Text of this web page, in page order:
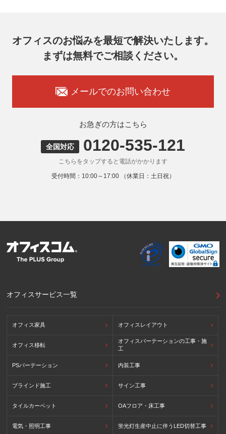
7. 個人情報を提供されることの任意性
お客様がご自身の個人情報を弊社に提供されるか否かはお客
は、適切なサービスをご提供できない場合がありますのでご
弊社ウェブサイトでは、利用者が当ウェブサイトを閲覧した
状況の分析のためにCookieを利用していますが、Cookieによ
る個人情報の取得はしていません。
9. 外国にある第三者への提供
お客様の個人情報を下記海外の個人情報取扱事業者へ提供す
る場合があります。
提供先の所在国の名称：アメリカ（Google LLC）
当該外国における個人情報の保護に関する制度：APECの
外国における個人情報の保護に関する制度等の詳細は以下を
ご確認下さい。
オフィスのお悩みを最短で解決いたします。
まずは無料でご相談ください。
メールでのお問い合わせ
お急ぎの方はこちら
全国対応 0120-535-121
こちらをタップすると電話がかかります
受付時間：10:00～17:00 （休業日：土日祝）
オフィスサービス一覧
オフィス家具 オフィスレイアウト
オフィス移転
オフィスパーテーションの工事・施
工
PSパーテーション 内装工事
ブラインド施工 サイン工事
タイルカーペット OAフロア・床工事
電気・照明工事 蛍光灯生産中止に伴うLED切替工事